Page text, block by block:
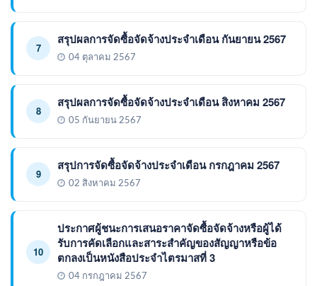
7
สรุปผลการจัดซื้อจัดจ้างประจำเดือน กันยายน 2567
04 ตุลาคม 2567
8
สรุปผลการจัดซื้อจัดจ้างประจำเดือน สิงหาคม 2567
05 กันยายน 2567
9
สรุปการจัดซื้อจัดจ้างประจำเดือน กรกฎาคม 2567
02 สิงหาคม 2567
10
ประกาศผู้ชนะการเสนอราคาจัดซื้อจัดจ้างหรือผู้ได้
รับการคัดเลือกและสาระสำคัญของสัญญาหรือข้อ
ตกลงเป็นหนังสือประจำไตรมาสที่ 3
04 กรกฎาคม 2567